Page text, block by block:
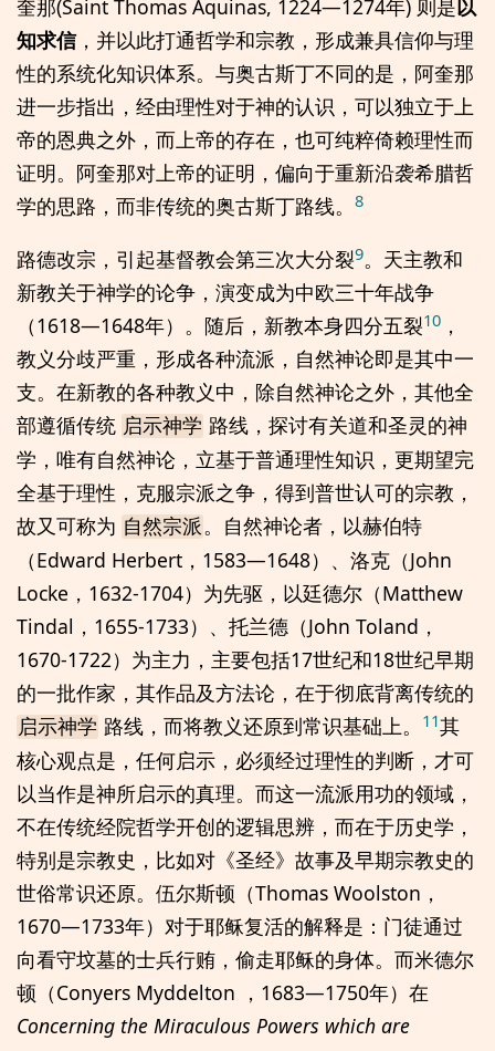
奎那(Saint Thomas Aquinas, 1224—1274年) 则是以
知求信，并以此打通哲学和宗教，形成兼具信仰与理
性的系统化知识体系。与奥古斯丁不同的是，阿奎那
进一步指出，经由理性对于神的认识，可以独立于上
帝的恩典之外，而上帝的存在，也可纯粹倚赖理性而
证明。阿奎那对上帝的证明，偏向于重新沿袭希腊哲
学的思路，而非传统的奥古斯丁路线。 8
路德改宗，引起基督教会第三次大分裂9。天主教和
新教关于神学的论争，演变成为中欧三十年战争
（1618—1648年）。随后，新教本身四分五裂10 ，
教义分歧严重，形成各种流派，自然神论即是其中一
支。在新教的各种教义中，除自然神论之外，其他全
部遵循传统 启示神学 路线，探讨有关道和圣灵的神
学，唯有自然神论，立基于普通理性知识，更期望完
全基于理性，克服宗派之争，得到普世认可的宗教，
故又可称为 自然宗派。自然神论者，以赫伯特
（Edward Herbert，1583—1648）、洛克（John
Locke，1632-1704）为先驱，以廷德尔（Matthew
Tindal，1655-1733）、托兰德（John Toland，
1670-1722）为主力，主要包括17世纪和18世纪早期
的一批作家，其作品及方法论，在于彻底背离传统的
启示神学 路线，而将教义还原到常识基础上。 11其
核心观点是，任何启示，必须经过理性的判断，才可
以当作是神所启示的真理。而这一流派用功的领域，
不在传统经院哲学开创的逻辑思辨，而在于历史学，
特别是宗教史，比如对《圣经》故事及早期宗教史的
世俗常识还原。伍尔斯顿（Thomas Woolston，
1670—1733年）对于耶稣复活的解释是：门徒通过
向看守坟墓的士兵行贿，偷走耶稣的身体。而米德尔
顿（Conyers Myddelton ，1683—1750年）在
Concerning the Miraculous Powers which are